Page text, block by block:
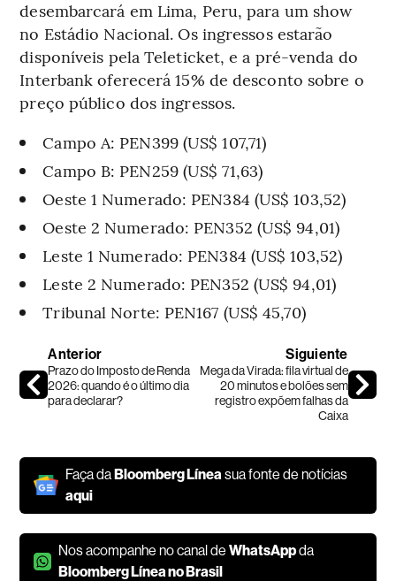
desembarcará em Lima, Peru, para um show
no Estádio Nacional. Os ingressos estarão
disponíveis pela Teleticket, e a pré-venda do
Interbank oferecerá 15% de desconto sobre o
preço público dos ingressos.
Campo A: PEN399 (US$ 107,71)
Campo B: PEN259 (US$ 71,63)
Oeste 1 Numerado: PEN384 (US$ 103,52)
Oeste 2 Numerado: PEN352 (US$ 94,01)
Leste 1 Numerado: PEN384 (US$ 103,52)
Leste 2 Numerado: PEN352 (US$ 94,01)
Tribunal Norte: PEN167 (US$ 45,70)
Anterior
Prazo do Imposto de Renda
2026: quando é o último dia
para declarar?
Siguiente
Mega da Virada: fila virtual de
20 minutos e bolões sem
registro expõem falhas da
Caixa
Faça daBloomberg Línea sua fonte de notícias
aqui
Nos acompanhe no canal deWhatsAppda
Bloomberg Línea no Brasil